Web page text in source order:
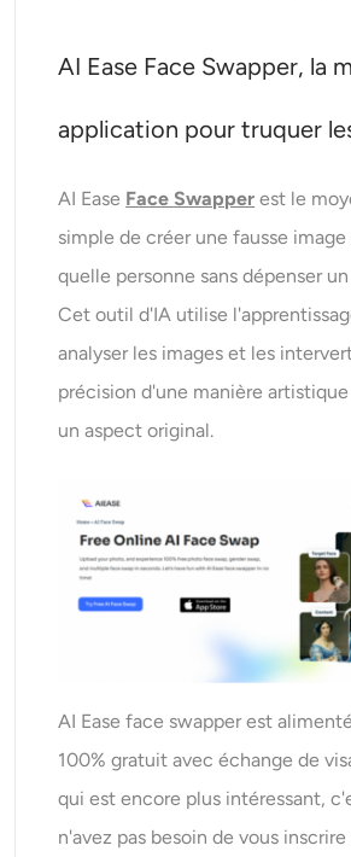
AI Ease Face Swapper, la
application pour truquer
AI Ease Face Swapper est le
simple de créer une fausse
quelle personne sans dépenser
Cet outil d'IA utilise
analyser les images et les
précision d'une manière
un aspect original.
AI Ease face swapper est
100% gratuit avec échange de
qui est encore plus intéressant,
n'avez pas besoin de vous